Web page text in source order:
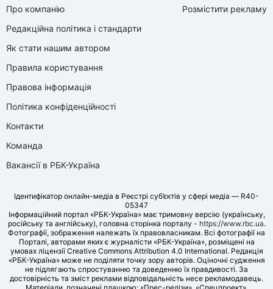
Про компанію
Редакційна політика і стандарти
Як стати нашим автором
Правила користування
Правова інформація
Політика конфіденційності
Контакти
Команда
Вакансії в РБК-Україна
Розмістити рекламу
Ідентифікатор онлайн-медіа в Реєстрі суб’єктів у сфері медіа — R40-
05347
Інформаційний портал «РБК-Україна» має тримовну версію (українську,
російську та англійську), головна сторінка порталу - https://www.rbc.ua.
Фотографії, зображення належать їх правовласникам. Всі фотографії на
Порталі, авторами яких є журналісти «РБК-Україна», розміщені на
умовах ліцензії Creative Commons Attribution 4.0 International. Редакція
«РБК-Україна» може не поділяти точку зору авторів. Оціночні судження
не підлягають спростуванню та доведенню їх правдивості. За
достовірність та зміст реклами відповідальність несе рекламодавець.